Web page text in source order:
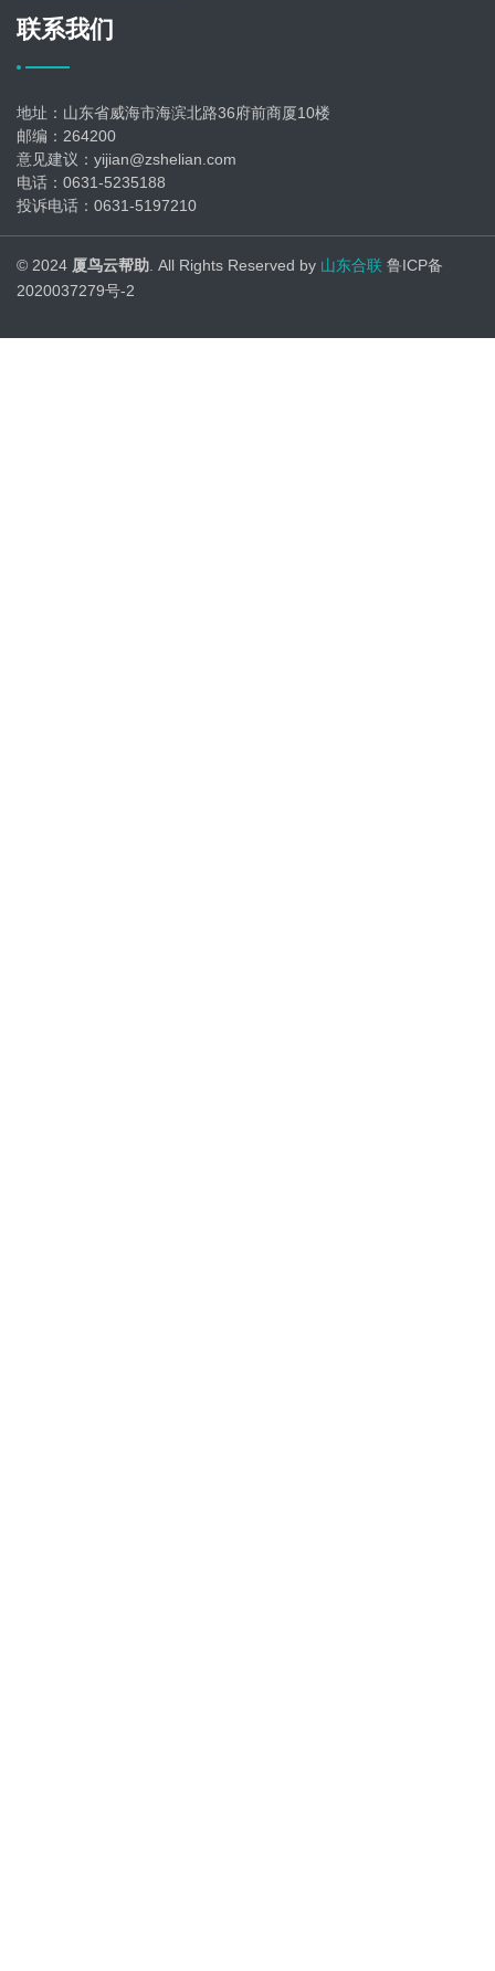
联系我们
地址：山东省威海市海滨北路36府前商厦10楼
邮编：264200
意见建议：yijian@zshelian.com
电话：0631-5235188
投诉电话：0631-5197210
© 2024 厦鸟云帮助 . All Rights Reserved by 山东合联 鲁ICP备
2020037279号-2